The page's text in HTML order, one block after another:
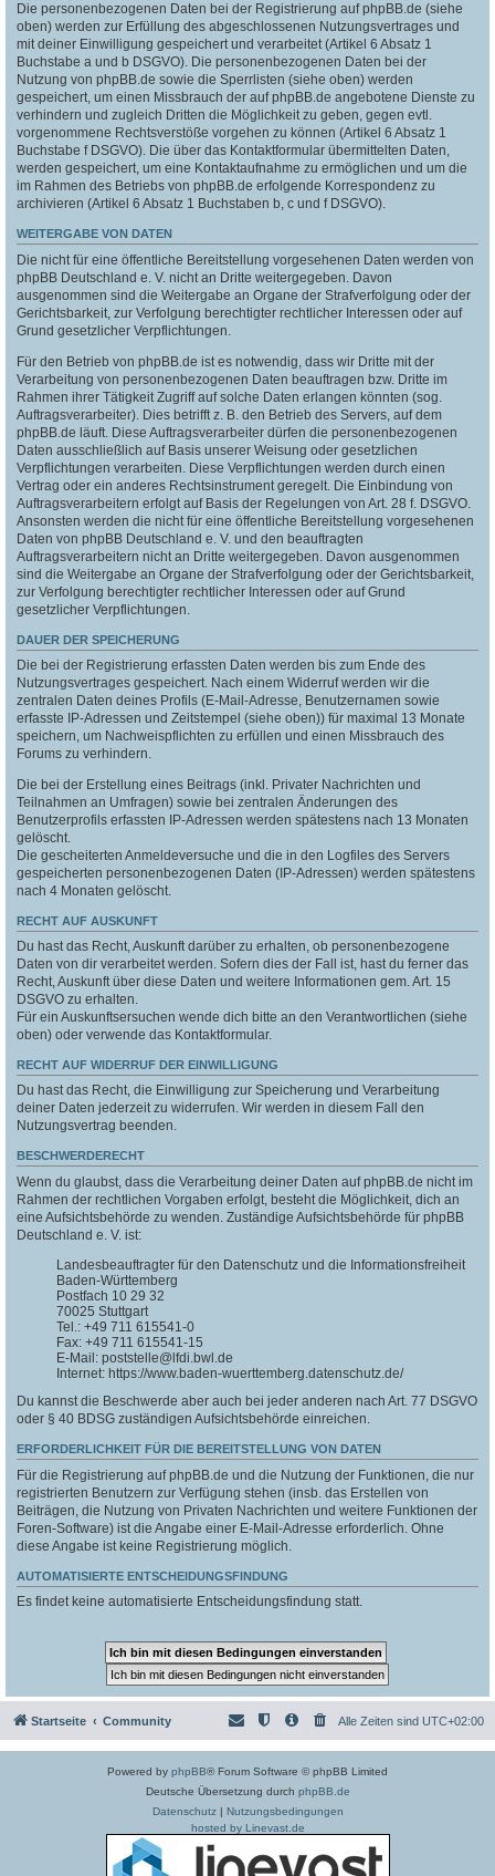
Die personenbezogenen Daten bei der Registrierung auf phpBB.de (siehe
oben) werden zur Erfüllung des abgeschlossenen Nutzungsvertrages und
mit deiner Einwilligung gespeichert und verarbeitet (Artikel 6 Absatz 1
Buchstabe a und b DSGVO). Die personenbezogenen Daten bei der
Nutzung von phpBB.de sowie die Sperrlisten (siehe oben) werden
gespeichert, um einen Missbrauch der auf phpBB.de angebotene Dienste zu
verhindern und zugleich Dritten die Möglichkeit zu geben, gegen evtl.
vorgenommene Rechtsverstöße vorgehen zu können (Artikel 6 Absatz 1
Buchstabe f DSGVO). Die über das Kontaktformular übermittelten Daten,
werden gespeichert, um eine Kontaktaufnahme zu ermöglichen und um die
im Rahmen des Betriebs von phpBB.de erfolgende Korrespondenz zu
archivieren (Artikel 6 Absatz 1 Buchstaben b, c und f DSGVO).
WEITERGABE VON DATEN
Die nicht für eine öffentliche Bereitstellung vorgesehenen Daten werden von
phpBB Deutschland e. V. nicht an Dritte weitergegeben. Davon
ausgenommen sind die Weitergabe an Organe der Strafverfolgung oder der
Gerichtsbarkeit, zur Verfolgung berechtigter rechtlicher Interessen oder auf
Grund gesetzlicher Verpflichtungen.
Für den Betrieb von phpBB.de ist es notwendig, dass wir Dritte mit der
Verarbeitung von personenbezogenen Daten beauftragen bzw. Dritte im
Rahmen ihrer Tätigkeit Zugriff auf solche Daten erlangen könnten (sog.
Auftragsverarbeiter). Dies betrifft z. B. den Betrieb des Servers, auf dem
phpBB.de läuft. Diese Auftragsverarbeiter dürfen die personenbezogenen
Daten ausschließlich auf Basis unserer Weisung oder gesetzlichen
Verpflichtungen verarbeiten. Diese Verpflichtungen werden durch einen
Vertrag oder ein anderes Rechtsinstrument geregelt. Die Einbindung von
Auftragsverarbeitern erfolgt auf Basis der Regelungen von Art. 28 f. DSGVO.
Ansonsten werden die nicht für eine öffentliche Bereitstellung vorgesehenen
Daten von phpBB Deutschland e. V. und den beauftragten
Auftragsverarbeitern nicht an Dritte weitergegeben. Davon ausgenommen
sind die Weitergabe an Organe der Strafverfolgung oder der Gerichtsbarkeit,
zur Verfolgung berechtigter rechtlicher Interessen oder auf Grund
gesetzlicher Verpflichtungen.
DAUER DER SPEICHERUNG
Die bei der Registrierung erfassten Daten werden bis zum Ende des
Nutzungsvertrages gespeichert. Nach einem Widerruf werden wir die
zentralen Daten deines Profils (E-Mail-Adresse, Benutzernamen sowie
erfasste IP-Adressen und Zeitstempel (siehe oben)) für maximal 13 Monate
speichern, um Nachweispflichten zu erfüllen und einen Missbrauch des
Forums zu verhindern.
Die bei der Erstellung eines Beitrags (inkl. Privater Nachrichten und
Teilnahmen an Umfragen) sowie bei zentralen Änderungen des
Benutzerprofils erfassten IP-Adressen werden spätestens nach 13 Monaten
gelöscht.
Die gescheiterten Anmeldeversuche und die in den Logfiles des Servers
gespeicherten personenbezogenen Daten (IP-Adressen) werden spätestens
nach 4 Monaten gelöscht.
RECHT AUF AUSKUNFT
Du hast das Recht, Auskunft darüber zu erhalten, ob personenbezogene
Daten von dir verarbeitet werden. Sofern dies der Fall ist, hast du ferner das
Recht, Auskunft über diese Daten und weitere Informationen gem. Art. 15
DSGVO zu erhalten.
Für ein Auskunftsersuchen wende dich bitte an den Verantwortlichen (siehe
oben) oder verwende das Kontaktformular.
RECHT AUF WIDERRUF DER EINWILLIGUNG
Du hast das Recht, die Einwilligung zur Speicherung und Verarbeitung
deiner Daten jederzeit zu widerrufen. Wir werden in diesem Fall den
Nutzungsvertrag beenden.
BESCHWERDERECHT
Wenn du glaubst, dass die Verarbeitung deiner Daten auf phpBB.de nicht im
Rahmen der rechtlichen Vorgaben erfolgt, besteht die Möglichkeit, dich an
eine Aufsichtsbehörde zu wenden. Zuständige Aufsichtsbehörde für phpBB
Deutschland e. V. ist:
Landesbeauftragter für den Datenschutz und die Informationsfreiheit
Baden-Württemberg
Postfach 10 29 32
70025 Stuttgart
Tel.: +49 711 615541-0
Fax: +49 711 615541-15
E-Mail: poststelle@lfdi.bwl.de
Internet: https://www.baden-wuerttemberg.datenschutz.de/
Du kannst die Beschwerde aber auch bei jeder anderen nach Art. 77 DSGVO
oder § 40 BDSG zuständigen Aufsichtsbehörde einreichen.
ERFORDERLICHKEIT FÜR DIE BEREITSTELLUNG VON DATEN
Für die Registrierung auf phpBB.de und die Nutzung der Funktionen, die nur
registrierten Benutzern zur Verfügung stehen (insb. das Erstellen von
Beiträgen, die Nutzung von Privaten Nachrichten und weitere Funktionen der
Foren-Software) ist die Angabe einer E-Mail-Adresse erforderlich. Ohne
diese Angabe ist keine Registrierung möglich.
AUTOMATISIERTE ENTSCHEIDUNGSFINDUNG
Es findet keine automatisierte Entscheidungsfindung statt.
Startseite Community Alle Zeiten sind UTC+02:00
Powered by phpBB® Forum Software © phpBB Limited
Deutsche Übersetzung durch phpBB.de
Datenschutz| Nutzungsbedingungen
hosted by Linevast.de